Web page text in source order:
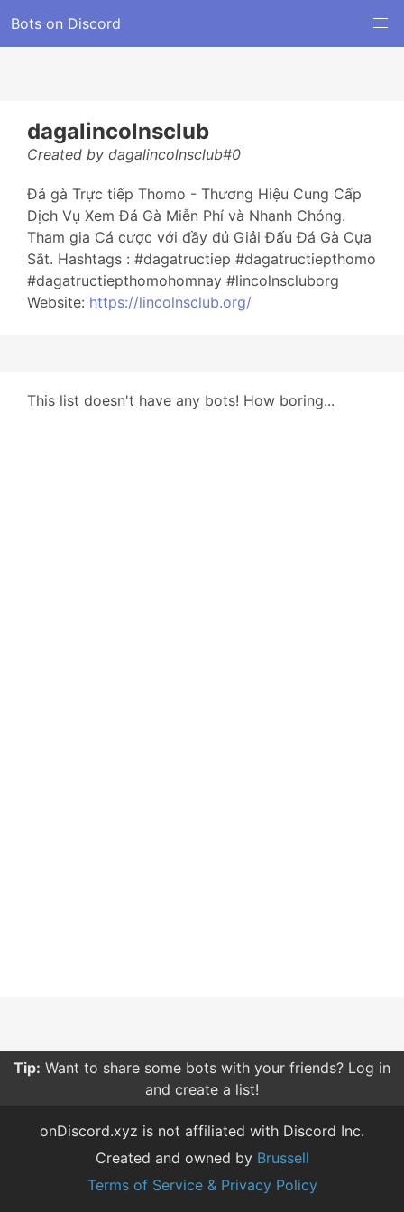
Bots on Discord
dagalincolnsclub
Created by dagalincolnsclub#0
Đá gà Trực tiếp Thomo - Thương Hiệu Cung Cấp
Dịch Vụ Xem Đá Gà Miễn Phí và Nhanh Chóng.
Tham gia Cá cược với đầy đủ Giải Đấu Đá Gà Cựa
Sắt. Hashtags : #dagatructiep #dagatructiepthomo
#dagatructiepthomohomnay #lincolnscluborg
Website: https://lincolnsclub.org/
This list doesn't have any bots! How boring...
Tip: Want to share some bots with your friends? Log in
and create a list!
onDiscord.xyz is not affiliated with Discord Inc.
Created and owned by Brussell
Terms of Service & Privacy Policy